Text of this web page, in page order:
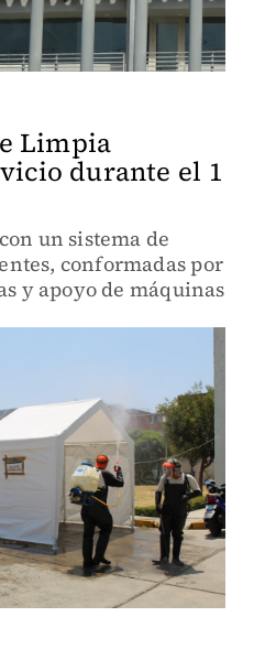
Limpia
durante el 1
un sistema de
conformadas por
y apoyo de máquinas